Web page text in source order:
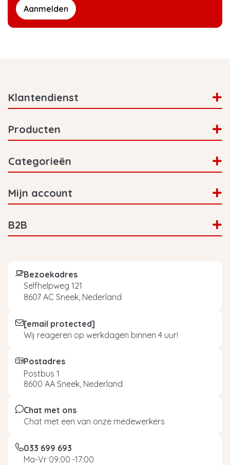
verschillende manieren betalen, net wat jij het
makkelijkst vindt! iDeal is de meest gekozen
manier, maar je kunt ook gebruik maken van
gezocht. Je kunt de volgende dag direct je
producten gebruiken!
Aanmelden
Klantendienst
Producten
Categorieën
Mijn account
B2B
Bezoekadres
Selfhelpweg 121
8607 AC Sneek, Nederland
[email protected]
Wij reageren op werkdagen binnen 4 uur!
Postadres
Postbus 1
8600 AA Sneek, Nederland
Chat met ons
Chat met een van onze medewerkers
033 699 693
Ma-Vr 09:00 -17:00